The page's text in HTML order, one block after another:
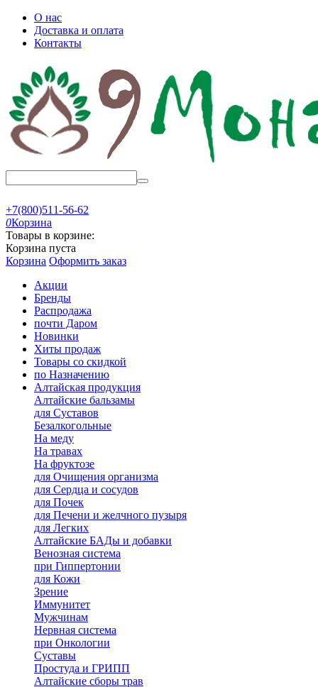
О нас
Доставка и оплата
Контакты
+7(800)511-56-62
0Корзина
Товары в корзине:
Корзина пуста
Корзина Оформить заказ
Акции
Бренды
Распродажа
почти Даром
Новинки
Хиты продаж
Товары со скидкой
по Назначению
Алтайская продукция
Алтайские бальзамы
для Суставов
Безалкогольные
На меду
На травах
На фруктозе
для Очищения организма
для Сердца и сосудов
для Почек
для Печени и желчного пузыря
для Легких
Алтайские БАДы и добавки
Венозная система
при Гиппертонии
для Кожи
Зрение
Иммунитет
Мужчинам
Нервная система
при Онкологии
Суставы
Простуда и ГРИПП
Алтайские сборы трав